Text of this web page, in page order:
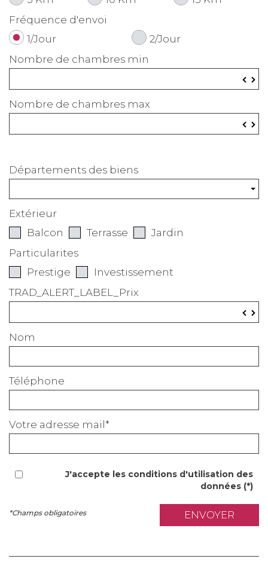
Fréquence d'envoi
1/Jour
2/Jour
Nombre de chambres min
▼
Nombre de chambres max
▼
Départements des biens
Extérieur
Balcon
Terrasse
Jardin
Particularites
Prestige
Investissement
TRAD_ALERT_LABEL_Prix
▼
Nom
Téléphone
Votre adresse mail*
J'accepte les conditions d'utilisation des
données (*)
ENVOYER
*Champs obligatoires